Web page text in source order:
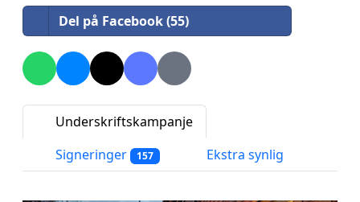
Del på Facebook (55)
Underskriftskampanje
Signeringer
157 Ekstra synlig